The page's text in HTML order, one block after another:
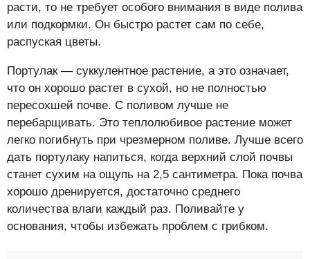
расти, то не требует особого внимания в виде полива
или подкормки. Он быстро растет сам по себе,
распуская цветы.
Портулак — суккулентное растение, а это означает,
что он хорошо растет в сухой, но не полностью
пересохшей почве. С поливом лучше не
перебарщивать. Это теплолюбивое растение может
легко погибнуть при чрезмерном поливе. Лучше всего
дать портулаку напиться, когда верхний слой почвы
станет сухим на ощупь на 2,5 сантиметра. Пока почва
хорошо дренируется, достаточно среднего
количества влаги каждый раз. Поливайте у
основания, чтобы избежать проблем с грибком.